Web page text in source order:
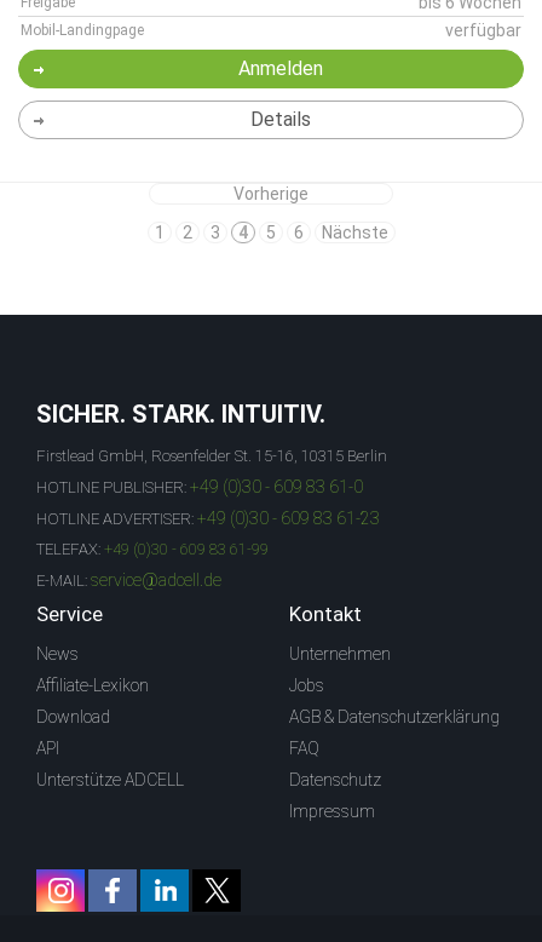
Mobil-Landingpage verfügbar
Anmelden
Details
Vorherige
1
2 3 4 5 6 Nächste
SICHER. STARK. INTUITIV.
Firstlead GmbH, Rosenfelder St. 15-16, 10315 Berlin
HOTLINE PUBLISHER: +49 (0)30 - 609 83 61-0
HOTLINE ADVERTISER: +49 (0)30 - 609 83 61-23
TELEFAX: +49 (0)30 - 609 83 61-99
E-MAIL: service@adcell.de
Service
News
Affiliate-Lexikon
Download
API
Unterstütze ADCELL
Kontakt
Unternehmen
Jobs
AGB & Datenschutzerklärung
FAQ
Datenschutz
Impressum